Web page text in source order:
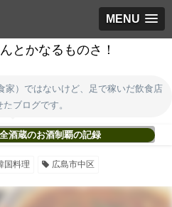
MENU
とかなるものさ！
家）ではないけど、足で稼いだ飲食店
ブログです。
酒蔵のお酒制覇の記録
国料理 広島市中区